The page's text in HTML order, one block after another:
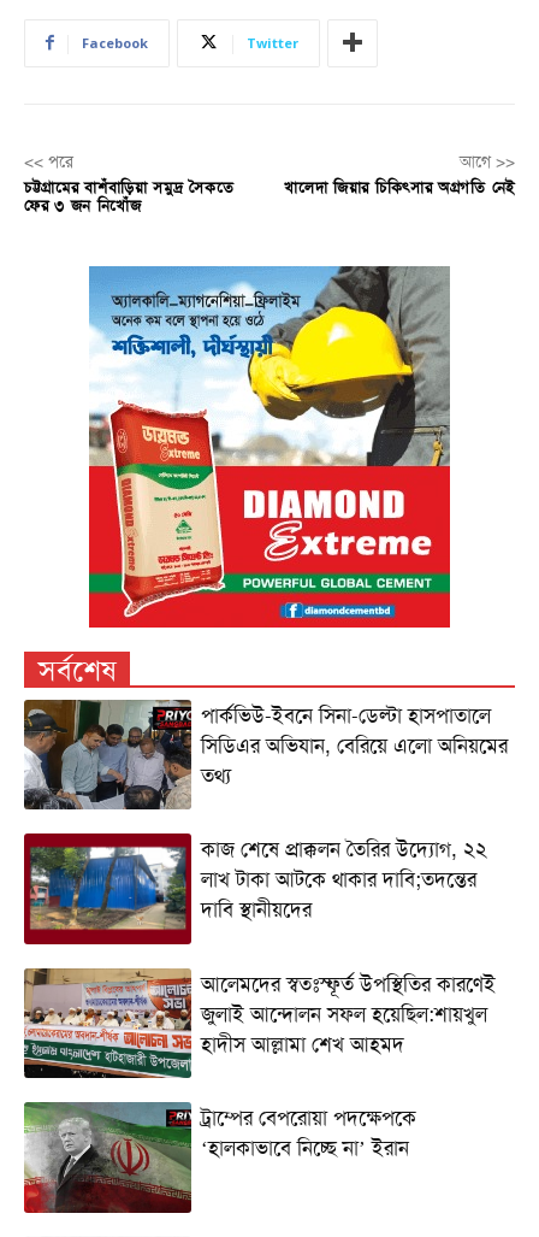
Facebook Twitter
<< পরে
চট্টগ্রামের বাশঁবাড়িয়া সমুদ্র সৈকতে
ফের ৩ জন নিখোঁজ
আগে >>
খালেদা জিয়ার চিকিৎসার অগ্রগতি নেই
সর্বশেষ
পার্কভিউ-ইবনে সিনা-ডেল্টা হাসপাতালে
সিডিএর অভিযান, বেরিয়ে এলো অনিয়মের
তথ্য
কাজ শেষে প্রাক্কলন তৈরির উদ্যোগ, ২২
লাখ টাকা আটকে থাকার দাবি;তদন্তের
দাবি স্থানীয়দের
আলেমদের স্বতঃস্ফূর্ত উপস্থিতির কারণেই
জুলাই আন্দোলন সফল হয়েছিল:শায়খুল
হাদীস আল্লামা শেখ আহমদ
ট্রাম্পের বেপরোয়া পদক্ষেপকে
‘হালকাভাবে নিচ্ছে না’ ইরান